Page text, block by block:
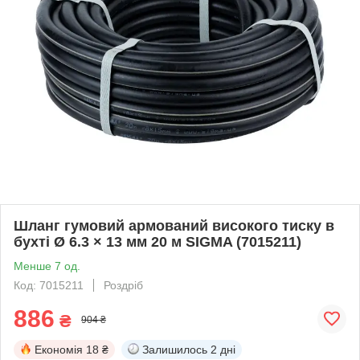
Шланг гумовий армований високого тиску в
бухті Ø 6.3 × 13 мм 20 м SIGMA (7015211)
Менше 7 од.
Код: 7015211
Роздріб
886 ₴ 904 ₴
Економія 18 ₴ Залишилось 2 дні